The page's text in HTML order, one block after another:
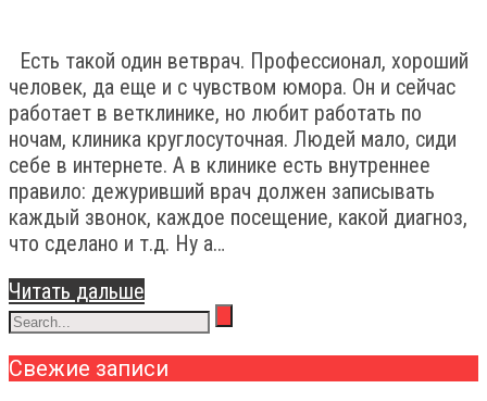
Есть такой один ветврач. Профессионал, хороший
человек, да еще и с чувством юмора. Он и сейчас
работает в ветклинике, но любит работать по
ночам, клиника круглосуточная. Людей мало, сиди
себе в интернете. А в клинике есть внутреннее
правило: дежуривший врач должен записывать
каждый звонок, каждое посещение, какой диагноз,
что сделано и т.д. Ну а…
Читать дальше
Свежие записи